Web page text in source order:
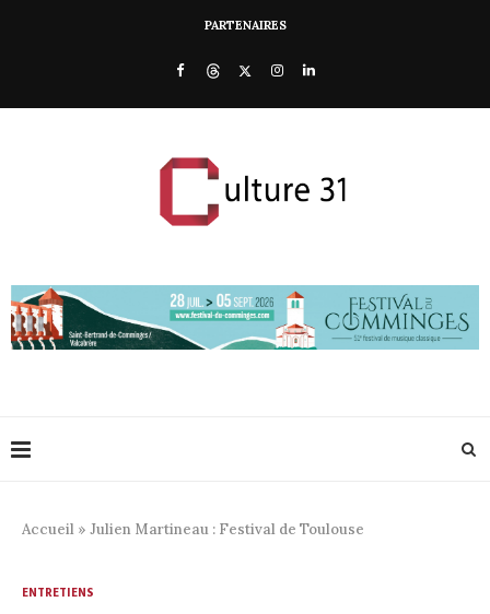
PARTENAIRES
Accueil » Julien Martineau : Festival de Toulouse
ENTRETIENS